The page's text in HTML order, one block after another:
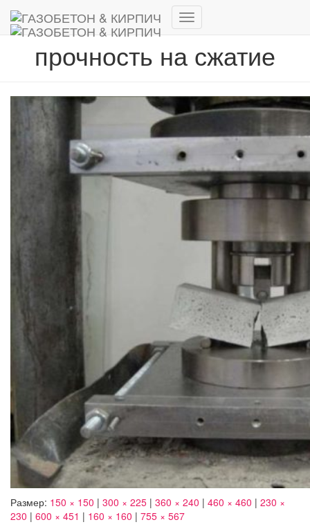
Переключить
прочность на сжатие
Размер: 150 × 150 | 300 × 225 | 360 × 240 | 460 × 460 | 230 ×
230 | 600 × 451 | 160 × 160 | 755 × 567